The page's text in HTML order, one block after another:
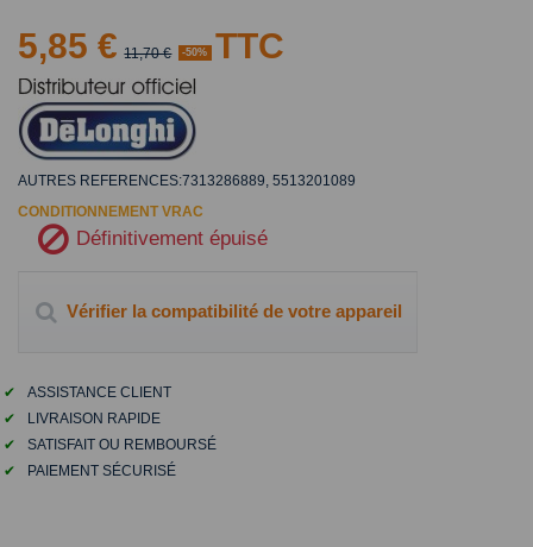
5,85 € 11,70 € -50% TTC
AUTRES REFERENCES:7313286889, 5513201089
CONDITIONNEMENT VRAC
Définitivement épuisé
Vérifier la compatibilité de votre appareil
✔
ASSISTANCE CLIENT
✔
LIVRAISON RAPIDE
✔
SATISFAIT OU REMBOURSÉ
✔
PAIEMENT SÉCURISÉ